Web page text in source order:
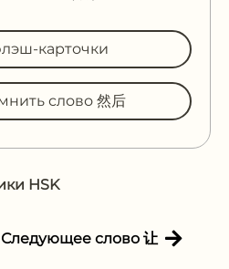
карточки
слово 然后
HSK
Следующее слово 让